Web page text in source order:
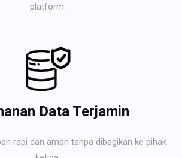
platform.
Data Terjamin
rapi dan aman tanpa dibagikan ke pihak